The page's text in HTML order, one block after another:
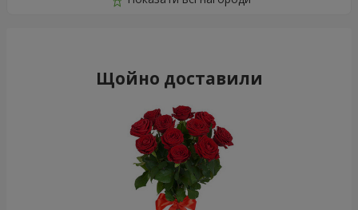
Щойно доставили